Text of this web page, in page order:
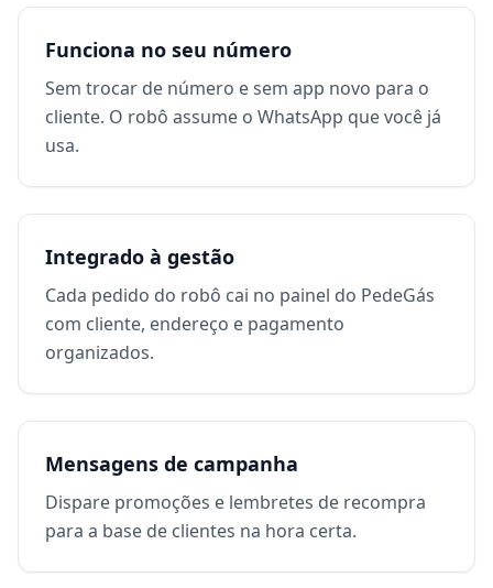
Funciona no seu número
Sem trocar de número e sem app novo para o
cliente. O robô assume o WhatsApp que você já
usa.
Integrado à gestão
Cada pedido do robô cai no painel do PedeGás
com cliente, endereço e pagamento
organizados.
Mensagens de campanha
Dispare promoções e lembretes de recompra
para a base de clientes na hora certa.